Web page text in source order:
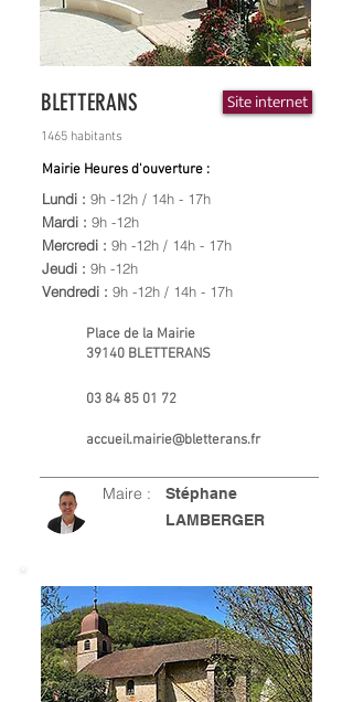
BLETTERANS
1465 habitants
Mairie Heures d'ouverture :
Place de la Mairie
39140 BLETTERANS
03 84 85 01 72
accueil.mairie@bletterans.fr
Maire :
Stéphane
LAMBERGER
Site internet
Lundi : 9h -12h / 14h - 17h
Mardi : 9h -12h
Mercredi : 9h -12h / 14h - 17h
Jeudi : 9h -12h
Vendredi : 9h -12h / 14h - 17h